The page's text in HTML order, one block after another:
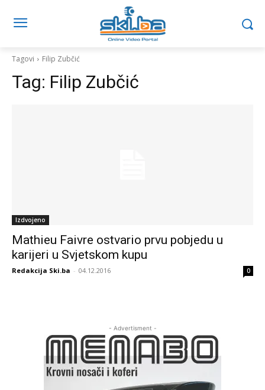
Tagovi Filip Zubčić
Tag: Filip Zubčić
Izdvojeno
Mathieu Faivre ostvario prvu pobjedu u
karijeri u Svjetskom kupu
Redakcija Ski.ba - 04.12.2016 0
- Advertisment -